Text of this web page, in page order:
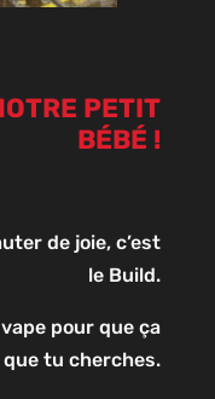
PETIT
BÉBÉ !
de joie, c’est
le Build.
pour que ça
que tu cherches.